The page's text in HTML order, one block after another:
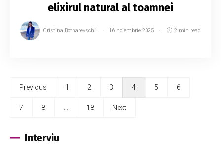
elixirul natural al toamnei
Cristina Botnarevschi 16 noiembrie 2025 2 min read
Previous 1 2 3 4 5 6
7 8 18 Next
Interviu